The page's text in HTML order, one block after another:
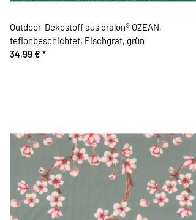
Outdoor-Dekostoff aus dralon® OZEAN,
teflonbeschichtet, Fischgrat, grün
34,99 € *